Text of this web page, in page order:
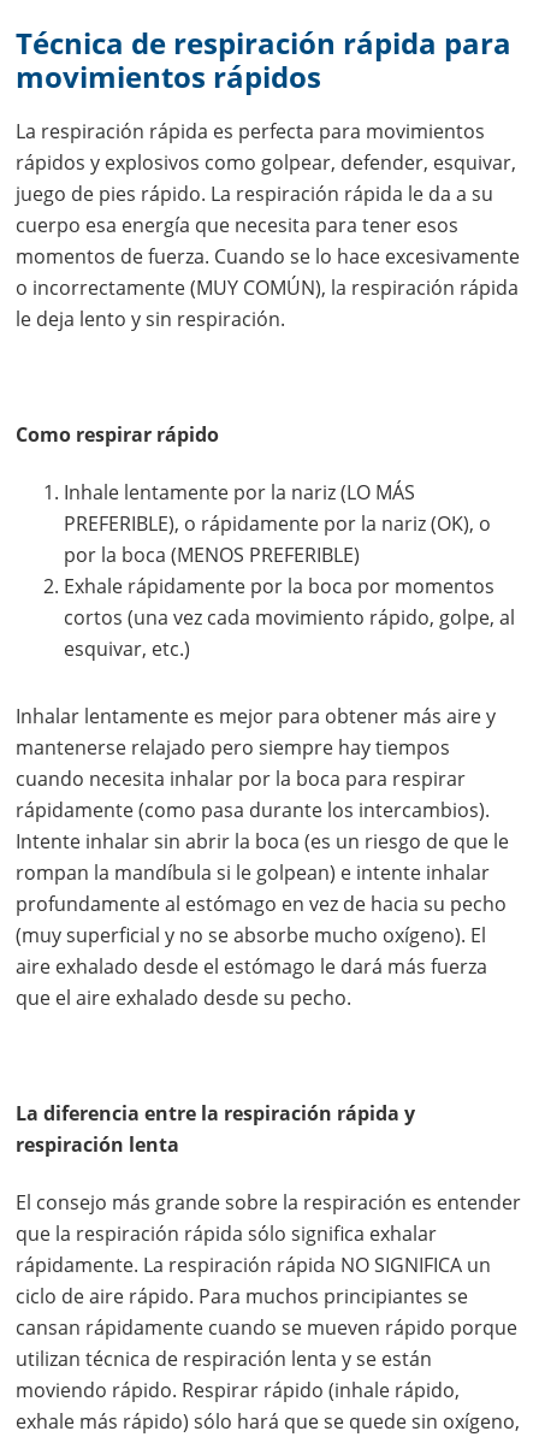
Técnica de respiración rápida para
movimientos rápidos
La respiración rápida es perfecta para movimientos
rápidos y explosivos como golpear, defender, esquivar,
juego de pies rápido. La respiración rápida le da a su
cuerpo esa energía que necesita para tener esos
momentos de fuerza. Cuando se lo hace excesivamente
o incorrectamente (MUY COMÚN), la respiración rápida
le deja lento y sin respiración.
Como respirar rápido
Inhale lentamente por la nariz (LO MÁS
PREFERIBLE), o rápidamente por la nariz (OK), o
por la boca (MENOS PREFERIBLE)
Exhale rápidamente por la boca por momentos
cortos (una vez cada movimiento rápido, golpe, al
esquivar, etc.)
Inhalar lentamente es mejor para obtener más aire y
mantenerse relajado pero siempre hay tiempos
cuando necesita inhalar por la boca para respirar
rápidamente (como pasa durante los intercambios).
Intente inhalar sin abrir la boca (es un riesgo de que le
rompan la mandíbula si le golpean) e intente inhalar
profundamente al estómago en vez de hacia su pecho
(muy superficial y no se absorbe mucho oxígeno). El
aire exhalado desde el estómago le dará más fuerza
que el aire exhalado desde su pecho.
La diferencia entre la respiración rápida y
respiración lenta
El consejo más grande sobre la respiración es entender
que la respiración rápida sólo significa exhalar
rápidamente. La respiración rápida NO SIGNIFICA un
ciclo de aire rápido. Para muchos principiantes se
cansan rápidamente cuando se mueven rápido porque
utilizan técnica de respiración lenta y se están
moviendo rápido. Respirar rápido (inhale rápido,
exhale más rápido) sólo hará que se quede sin oxígeno,